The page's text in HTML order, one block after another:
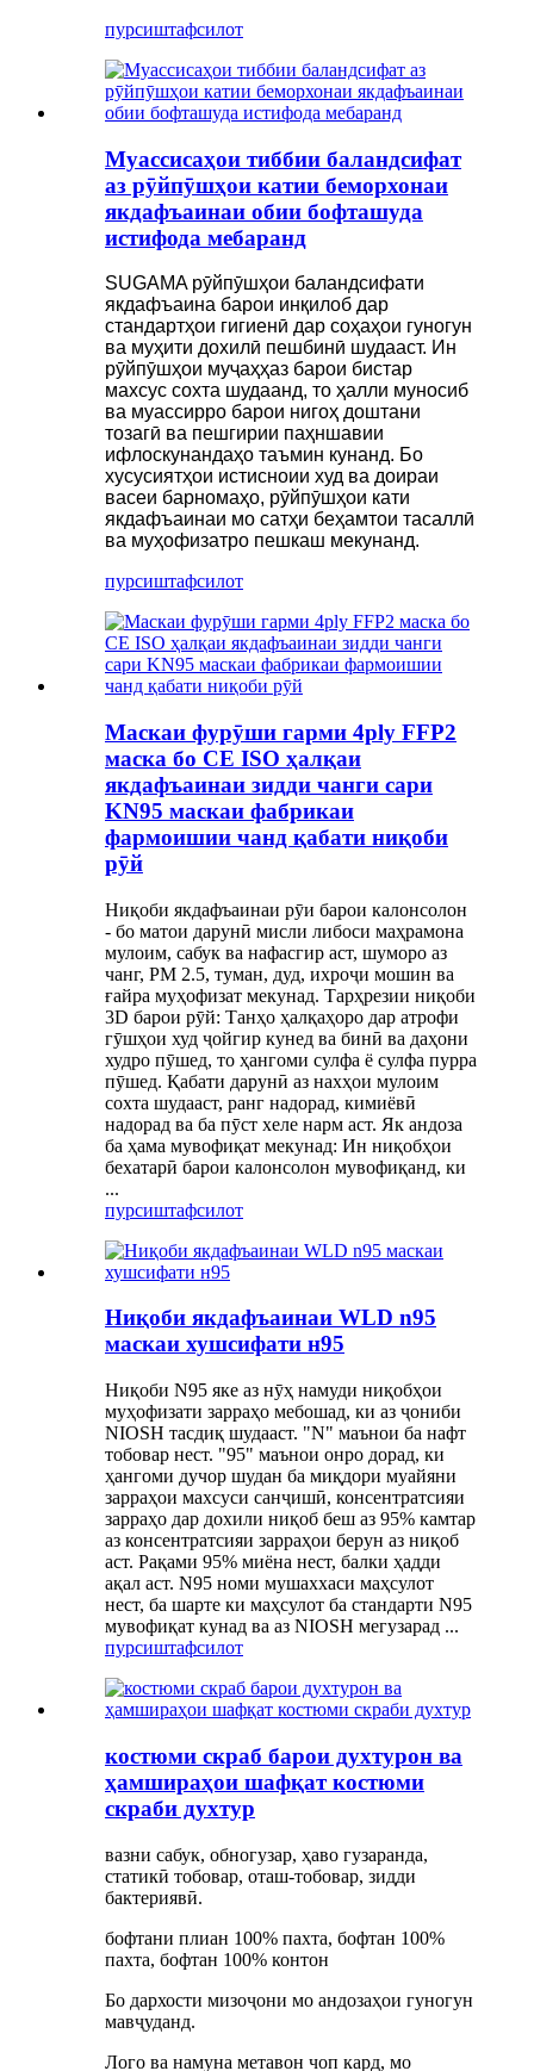
пурсиштафсилот
Муассисаҳои тиббии баландсифат
аз рӯйпӯшҳои катии беморхонаи
якдафъаинаи обии бофташуда
истифода мебаранд
SUGAMA рӯйпӯшҳои баландсифати
якдафъаина барои инқилоб дар
стандартҳои гигиенӣ дар соҳаҳои гуногун
ва муҳити дохилӣ пешбинӣ шудааст. Ин
рӯйпӯшҳои муҷаҳҳаз барои бистар
махсус сохта шудаанд, то ҳалли муносиб
ва муассирро барои нигоҳ доштани
тозагӣ ва пешгирии паҳншавии
ифлоскунандаҳо таъмин кунанд. Бо
хусусиятҳои истисноии худ ва доираи
васеи барномаҳо, рӯйпӯшҳои кати
якдафъаинаи мо сатҳи беҳамтои тасаллӣ
ва муҳофизатро пешкаш мекунанд.
пурсиштафсилот
Маскаи фурӯши гарми 4ply FFP2
маска бо CE ISO ҳалқаи
якдафъаинаи зидди чанги сари
KN95 маскаи фабрикаи
фармоишии чанд қабати ниқоби
рӯй
Ниқоби якдафъаинаи рӯи барои калонсолон
- бо матои дарунӣ мисли либоси маҳрамона
мулоим, сабук ва нафасгир аст, шуморо аз
чанг, PM 2.5, туман, дуд, ихроҷи мошин ва
ғайра муҳофизат мекунад. Тарҳрезии ниқоби
3D барои рӯй: Танҳо ҳалқаҳоро дар атрофи
гӯшҳои худ ҷойгир кунед ва бинӣ ва даҳони
худро пӯшед, то ҳангоми сулфа ё сулфа пурра
пӯшед. Қабати дарунӣ аз нахҳои мулоим
сохта шудааст, ранг надорад, кимиёвӣ
надорад ва ба пӯст хеле нарм аст. Як андоза
ба ҳама мувофиқат мекунад: Ин ниқобҳои
бехатарӣ барои калонсолон мувофиқанд, ки
...
пурсиштафсилот
Ниқоби якдафъаинаи WLD n95
маскаи хушсифати н95
Ниқоби N95 яке аз нӯҳ намуди ниқобҳои
муҳофизати зарраҳо мебошад, ки аз ҷониби
NIOSH тасдиқ шудааст. "N" маънои ба нафт
тобовар нест. "95" маънои онро дорад, ки
ҳангоми дучор шудан ба миқдори муайяни
зарраҳои махсуси санҷишӣ, консентратсияи
зарраҳо дар дохили ниқоб беш аз 95% камтар
аз консентратсияи зарраҳои берун аз ниқоб
аст. Рақами 95% миёна нест, балки ҳадди
ақал аст. N95 номи мушаххаси маҳсулот
нест, ба шарте ки маҳсулот ба стандарти N95
мувофиқат кунад ва аз NIOSH мегузарад ...
пурсиштафсилот
костюми скраб барои духтурон ва
ҳамшираҳои шафқат костюми
скраби духтур
вазни сабук, обногузар, ҳаво гузаранда,
статикӣ тобовар, оташ-тобовар, зидди
бактериявӣ.
бофтани плиан 100% пахта, бофтан 100%
пахта, бофтан 100% контон
Бо дархости мизоҷони мо андозаҳои гуногун
мавҷуданд.
Лого ва намуна метавон чоп кард, мо